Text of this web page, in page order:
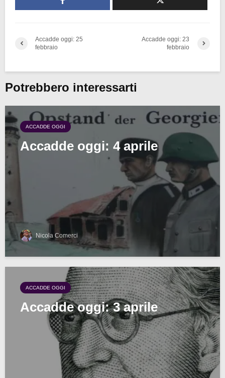
Accadde oggi: 25
febbraio
Accadde oggi: 23
febbraio
Potrebbero interessarti
ACCADDE OGGI
Accadde oggi: 4 aprile
Nicola Comerci
ACCADDE OGGI
Accadde oggi: 3 aprile